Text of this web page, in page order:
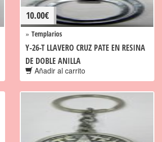
10.00€
» Templarios
Y-26-T LLAVERO CRUZ PATE EN RESINA
DE DOBLE ANILLA
Añadir al carrito